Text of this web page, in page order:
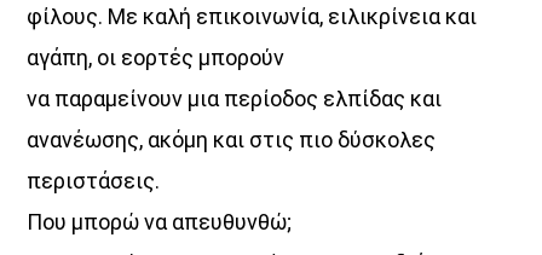
φίλους. Με καλή επικοινωνία, ειλικρίνεια και
αγάπη, οι εορτές μπορούν
να παραμείνουν μια περίοδος ελπίδας και
ανανέωσης, ακόμη και στις πιο δύσκολες
περιστάσεις.
Που μπορώ να απευθυνθώ;